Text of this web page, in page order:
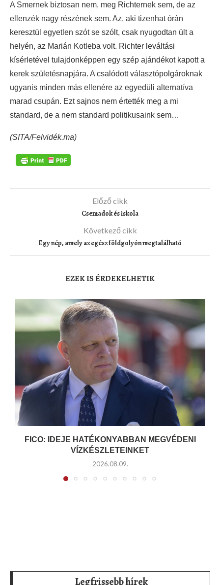
A Smernek biztosan nem, meg Richternek sem, de az
ellenzék nagy részének sem. Az, aki tizenhat órán
keresztül egyetlen szót se szólt, csak nyugodtan ült a
helyén, az Marián Kotleba volt. Richter leváltási
kísérletével tulajdonképpen egy szép ajándékot kapott a
kerek születésnapjára. A csalódott választópolgároknak
ugyanis minden más ellenére az egyedüli alternatíva
marad csupán. Ezt sajnos nem értették meg a mi
standard, de a nem standard politikusaink sem…
(SITA/Felvidék.ma)
Előző cikk
Csemadok és iskola
Következő cikk
Egy nép, amely az egész földgolyón megtalálható
EZEK IS ÉRDEKELHETIK
FICO: IDEJE HATÉKONYABBAN MEGVÉDENI
VÍZKÉSZLETEINKET
2026.08.09.
Legfrissebb hírek